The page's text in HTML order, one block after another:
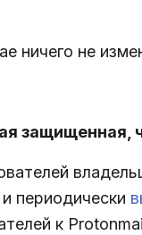
ничего не
защищенная,
периодически
к